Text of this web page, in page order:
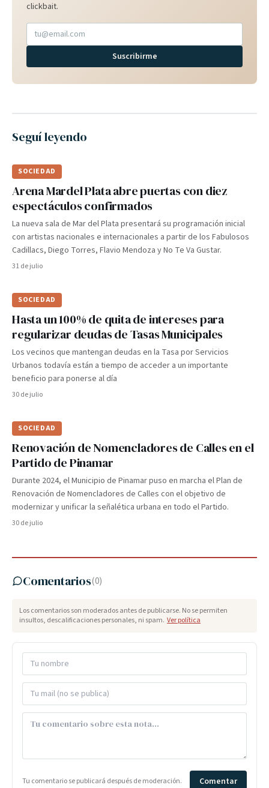
clickbait.
Suscribirme
Seguí leyendo
SOCIEDAD
Arena Mardel Plata abre puertas con diez
espectáculos confirmados
La nueva sala de Mar del Plata presentará su programación inicial
con artistas nacionales e internacionales a partir de los Fabulosos
Cadillacs, Diego Torres, Flavio Mendoza y No Te Va Gustar.
31 de julio
SOCIEDAD
Hasta un 100% de quita de intereses para
regularizar deudas de Tasas Municipales
Los vecinos que mantengan deudas en la Tasa por Servicios
Urbanos todavía están a tiempo de acceder a un importante
beneficio para ponerse al día
30 de julio
SOCIEDAD
Renovación de Nomencladores de Calles en el
Partido de Pinamar
Durante 2024, el Municipio de Pinamar puso en marcha el Plan de
Renovación de Nomencladores de Calles con el objetivo de
modernizar y unificar la señalética urbana en todo el Partido.
30 de julio
Comentarios(0)
Los comentarios son moderados antes de publicarse. No se permiten
insultos, descalificaciones personales, ni spam. Ver política
Tu comentario se publicará después de moderación. Comentar